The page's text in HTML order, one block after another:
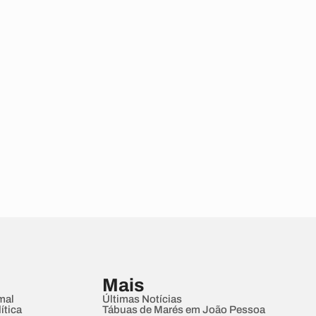
Mais
Últimas Notícias
Tábuas de Marés em João Pessoa